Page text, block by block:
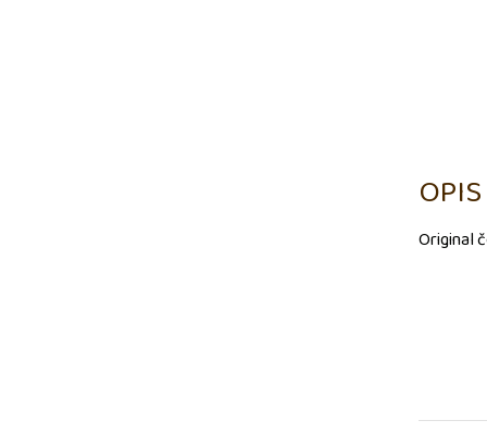
Original